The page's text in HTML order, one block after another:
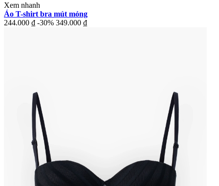
Xem nhanh
Áo T-shirt bra mút mỏng
244.000 ₫ -30% 349.000 ₫